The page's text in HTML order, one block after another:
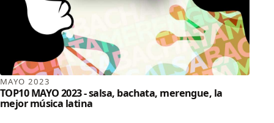
MAYO 2023
TOP10 MAYO 2023 - salsa, bachata, merengue, la
mejor música latina